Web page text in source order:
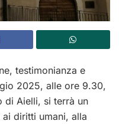
testimonianza e
2025, alle ore 9.30,
di Aielli, si terrà un
diritti umani, alla